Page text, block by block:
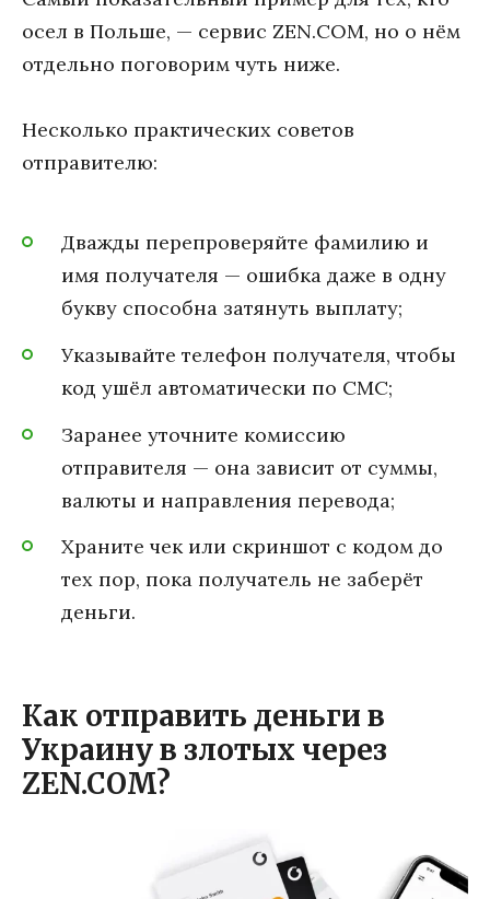
осел в Польше, — сервис ZEN.COM, но о нём
отдельно поговорим чуть ниже.
Несколько практических советов
отправителю:
Дважды перепроверяйте фамилию и
имя получателя — ошибка даже в одну
букву способна затянуть выплату;
Указывайте телефон получателя, чтобы
код ушёл автоматически по СМС;
Заранее уточните комиссию
отправителя — она зависит от суммы,
валюты и направления перевода;
Храните чек или скриншот с кодом до
тех пор, пока получатель не заберёт
деньги.
Как отправить деньги в
Украину в злотых через
ZEN.COM?